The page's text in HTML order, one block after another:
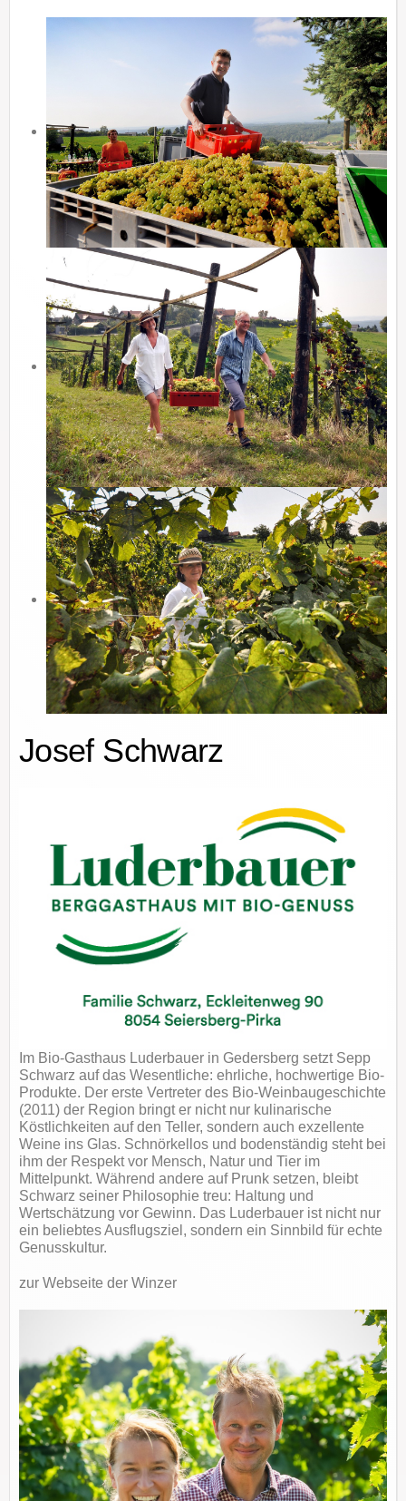
Josef Schwarz
Im Bio-Gasthaus Luderbauer in Gedersberg setzt Sepp
Schwarz auf das Wesentliche: ehrliche, hochwertige Bio-
Produkte. Der erste Vertreter des Bio-Weinbaugeschichte
(2011) der Region bringt er nicht nur kulinarische
Köstlichkeiten auf den Teller, sondern auch exzellente
Weine ins Glas. Schnörkellos und bodenständig steht bei
ihm der Respekt vor Mensch, Natur und Tier im
Mittelpunkt. Während andere auf Prunk setzen, bleibt
Schwarz seiner Philosophie treu: Haltung und
Wertschätzung vor Gewinn. Das Luderbauer ist nicht nur
ein beliebtes Ausflugsziel, sondern ein Sinnbild für echte
Genusskultur.
zur Webseite der Winzer